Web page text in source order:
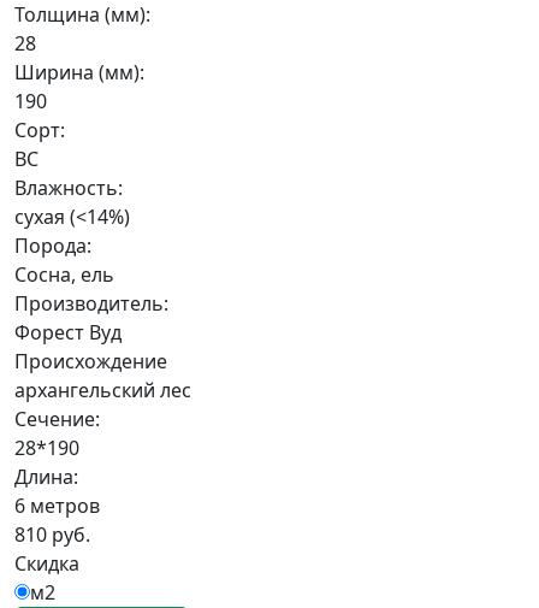
Толщина (мм):
28
Ширина (мм):
190
Сорт:
BC
Влажность:
сухая (<14%)
Порода:
Сосна, ель
Производитель:
Форест Вуд
Происхождение
архангельский лес
Сечение:
28*190
Длина:
6 метров
810 руб.
Скидка
м2